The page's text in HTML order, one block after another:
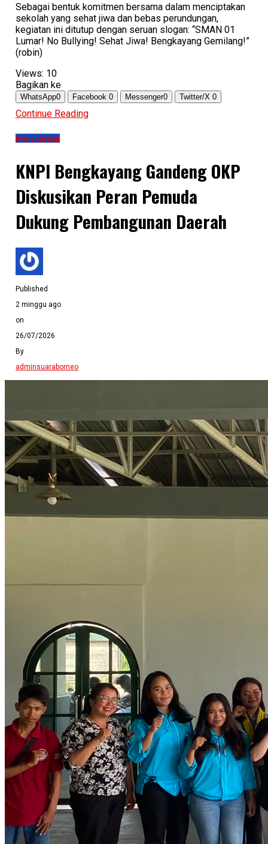
Sebagai bentuk komitmen bersama dalam menciptakan
sekolah yang sehat jiwa dan bebas perundungan,
kegiatan ini ditutup dengan seruan slogan: “SMAN 01
Lumar! No Bullying! Sehat Jiwa! Bengkayang Gemilang!”
(robin)
Views: 10
Bagikan ke
WhatsApp0 Facebook 0 Messenger0 Twitter/X 0
Continue Reading
Bengkayang
KNPI Bengkayang Gandeng OKP
Diskusikan Peran Pemuda
Dukung Pembangunan Daerah
Published
2 minggu ago
on
26/07/2026
By
adminsuaraborneo